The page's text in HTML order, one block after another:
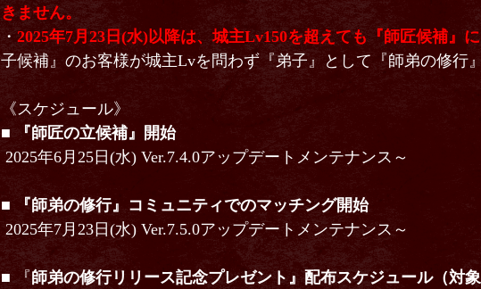
きません。
・ 2025年7月23日(水)以降は、城主Lv150を超えても『師匠候補』
子候補』のお客様が城主Lvを問わず『弟子』として『師弟の修行
《スケジュール》
■
『師匠の立候補』開始
2025年6月25日(水) Ver.7.4.0アップデートメンテナンス～
■
『師弟の修行』コミュニティでのマッチング開始
2025年7月23日(水) Ver.7.5.0アップデートメンテナンス～
■ 『師弟の修行リリース記念プレゼント』配布スケジュール（対